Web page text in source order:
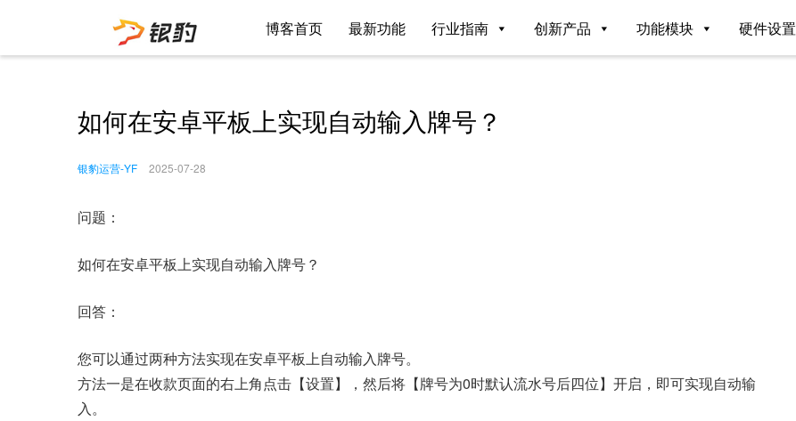
博客首页 最新功能 行业指南 创新产品 功能模块 硬件设置
如何在安卓平板上实现自动输入牌号？
银豹运营-YF 2025-07-28
问题：
如何在安卓平板上实现自动输入牌号？
回答：
您可以通过两种方法实现在安卓平板上自动输入牌号。
方法一是在收款页面的右上角点击【设置】，然后将【牌号为0时默认流水号后四位】开启，即可实现自动输
入。